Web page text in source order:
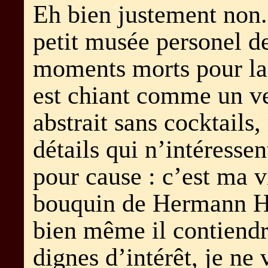
Eh bien justement
petit musée personel
moments morts pour
est chiant comme un
abstrait sans
détails qui
pour cause : c’est ma
bouquin de Hermann
bien même il
dignes d’intérêt, je ne